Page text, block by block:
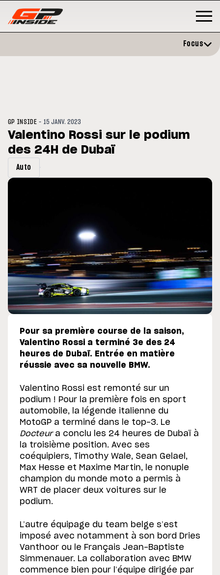
du GP de Grande-
MOTO GP
Focus
GP INSIDE - 15 JANV. 2023
Valentino Rossi sur le podium
des 24H de Dubaï
Auto
Pour sa première course de la saison,
Valentino Rossi a terminé 3e des 24
heures de Dubaï. Entrée en matière
réussie avec sa nouvelle BMW.
Valentino Rossi est remonté sur un
podium ! Pour la première fois en sport
automobile, la légende italienne du
MotoGP a terminé dans le top-3. Le
Docteura conclu les 24 heures de Dubaï à
la troisième position. Avec ses
coéquipiers, Timothy Wale, Sean Gelael,
Max Hesse et Maxime Martin, le nonuple
champion du monde moto a permis à
WRT de placer deux voitures sur le
podium.
L’autre équipage du team belge s’est
imposé avec notamment à son bord Dries
Vanthoor ou le Français Jean-Baptiste
Simmenauer. La collaboration avec BMW
commence bien pour l’équipe dirigée par